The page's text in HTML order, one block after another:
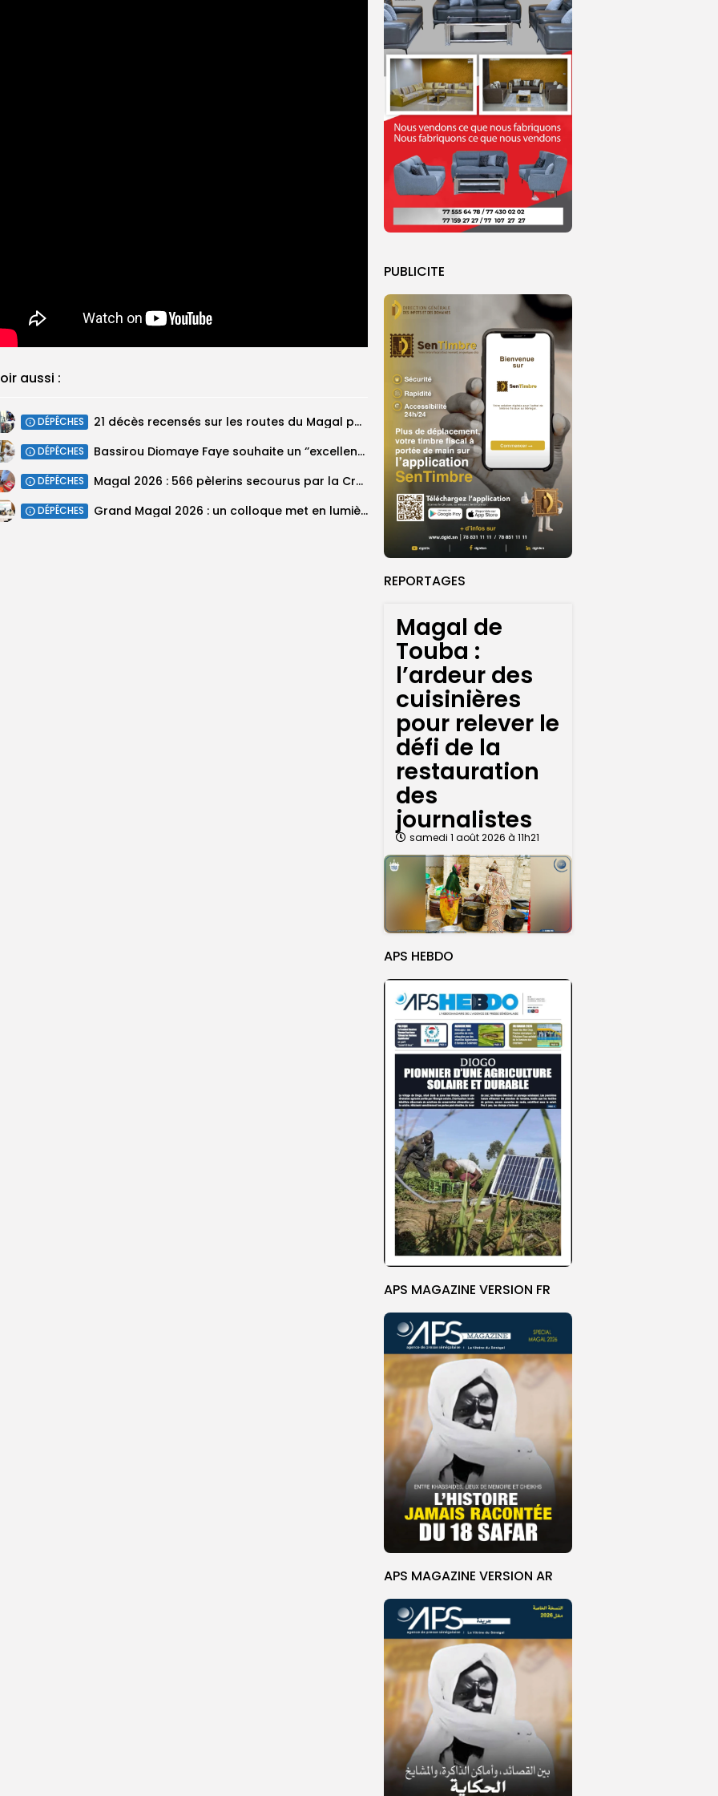
PUBLICITE
REPORTAGES
Magal de
Touba :
l’ardeur des
cuisinières
pour relever le
défi de la
restauration
des
journalistes
samedi 1 août 2026 à 11h21
APS HEBDO
APS MAGAZINE VERSION FR
APS MAGAZINE VERSION AR
aussi :
DÉPÊCHES 21 décès recensés sur les routes du Magal par les sapeurs-pompiers
DÉPÊCHES Bassirou Diomaye Faye souhaite un ‘’excellent Magal’’ aux fidèles
DÉPÊCHES Magal 2026 : 566 pèlerins secourus par la Croix-Rouge sénégalaise
DÉPÊCHES Grand Magal 2026 : un colloque met en lumière la portée universelle...